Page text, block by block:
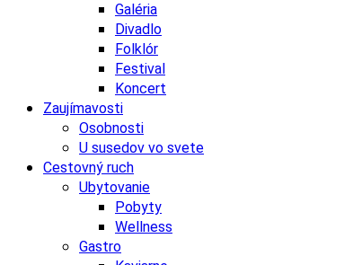
Galéria
Divadlo
Folklór
Festival
Koncert
Zaujímavosti
Osobnosti
U susedov vo svete
Cestovný ruch
Ubytovanie
Pobyty
Wellness
Gastro